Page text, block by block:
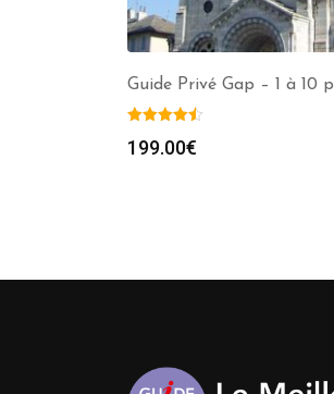
Guide Privé Gap – 1 à 10
199.00€